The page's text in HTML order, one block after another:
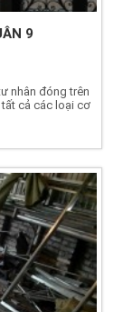
9
nhân đóng trên
cả các loại cơ